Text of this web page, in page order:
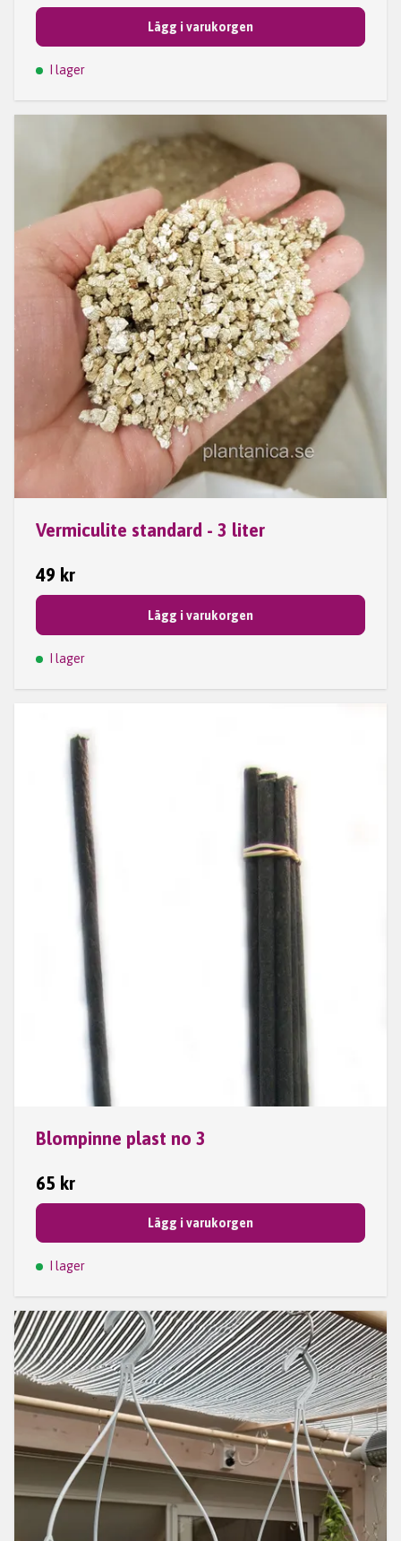
Lägg i varukorgen
I lager
Vermiculite standard - 3 liter
49 kr
Lägg i varukorgen
I lager
Blompinne plast no 3
65 kr
Lägg i varukorgen
I lager